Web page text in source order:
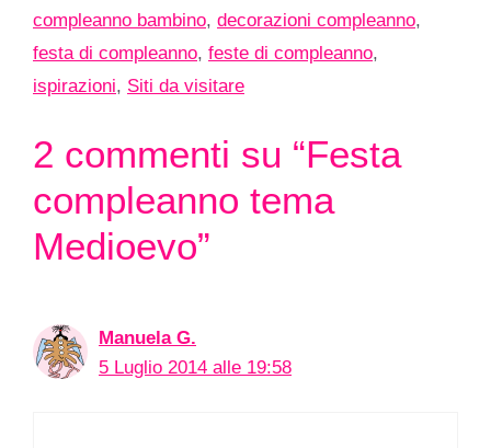
compleanno bambino, decorazioni compleanno,
festa di compleanno, feste di compleanno,
ispirazioni, Siti da visitare
2 commenti su “Festa
compleanno tema
Medioevo”
Manuela G.
5 Luglio 2014 alle 19:58